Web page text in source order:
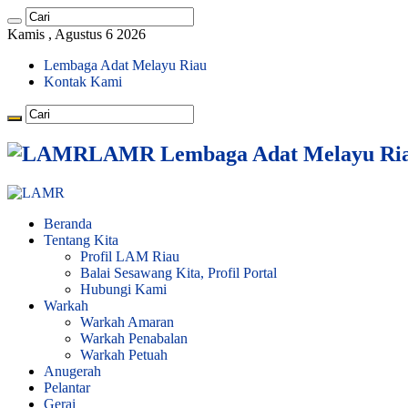
Kamis , Agustus 6 2026
Lembaga Adat Melayu Riau
Kontak Kami
LAMR Lembaga Adat Melayu
Beranda
Tentang Kita
Profil LAM Riau
Balai Sesawang Kita, Profil Portal
Hubungi Kami
Warkah
Warkah Amaran
Warkah Penabalan
Warkah Petuah
Anugerah
Pelantar
Gerai